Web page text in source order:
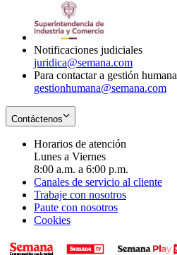
Notificaciones judiciales
juridica@semana.com
Para contactar a gestión humana
gestionhumana@semana.com
Contáctenos
Horarios de atención
Lunes a Viernes
8:00 a.m. a 6:00 p.m.
Canales de servicio al cliente
Trabaje con nosotros
Paute con nosotros
Cookies